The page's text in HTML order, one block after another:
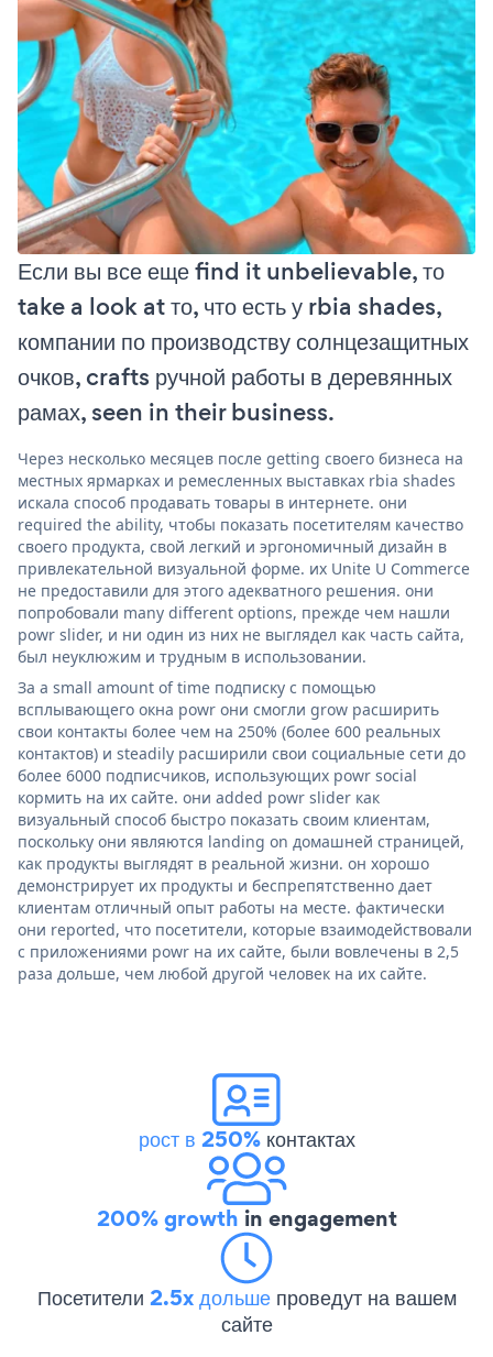
Если вы все еще find it unbelievable, то
take a look at то, что есть у rbia shades,
компании по производству солнцезащитных
очков, crafts ручной работы в деревянных
рамах, seen in their business.
Через несколько месяцев после getting своего бизнеса на
местных ярмарках и ремесленных выставках rbia shades
искала способ продавать товары в интернете. они
required the ability, чтобы показать посетителям качество
своего продукта, свой легкий и эргономичный дизайн в
привлекательной визуальной форме. их Unite U Commerce
не предоставили для этого адекватного решения. они
попробовали many different options, прежде чем нашли
powr slider, и ни один из них не выглядел как часть сайта,
был неуклюжим и трудным в использовании.
За a small amount of time подписку с помощью
всплывающего окна powr они смогли grow расширить
свои контакты более чем на 250% (более 600 реальных
контактов) и steadily расширили свои социальные сети до
более 6000 подписчиков, использующих powr social
кормить на их сайте. они added powr slider как
визуальный способ быстро показать своим клиентам,
поскольку они являются landing on домашней страницей,
как продукты выглядят в реальной жизни. он хорошо
демонстрирует их продукты и беспрепятственно дает
клиентам отличный опыт работы на месте. фактически
они reported, что посетители, которые взаимодействовали
с приложениями powr на их сайте, были вовлечены в 2,5
раза дольше, чем любой другой человек на их сайте.
рост в 250%контактах
200% growth in engagement
Посетители 2.5x дольше проведут на вашем
сайте